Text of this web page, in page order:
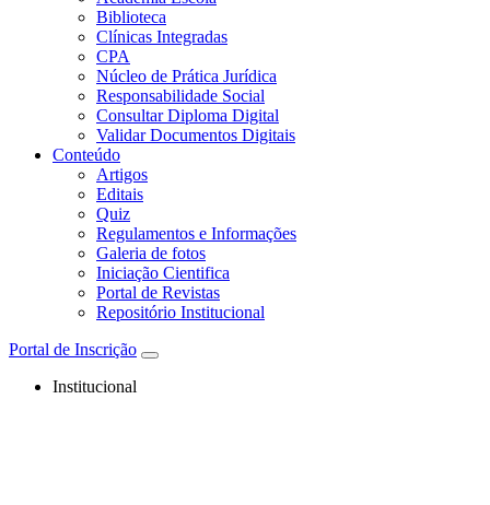
Biblioteca
Clínicas Integradas
CPA
Núcleo de Prática Jurídica
Responsabilidade Social
Consultar Diploma Digital
Validar Documentos Digitais
Conteúdo
Artigos
Editais
Quiz
Regulamentos e Informações
Galeria de fotos
Iniciação Cientifica
Portal de Revistas
Repositório Institucional
Portal de Inscrição
Institucional